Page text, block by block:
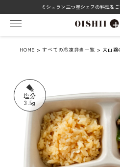
ミシュラン三つ星シェフの料理を
HOME >すべての冷凍弁当一覧 > 大山鶏
塩分
3.5g